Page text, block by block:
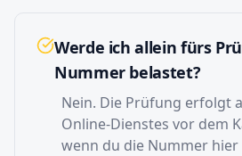
Werde ich allein fürs
Nummer belastet?
Nein. Die Prüfung erfolgt
Online-Dienstes vor dem
wenn du die Nummer